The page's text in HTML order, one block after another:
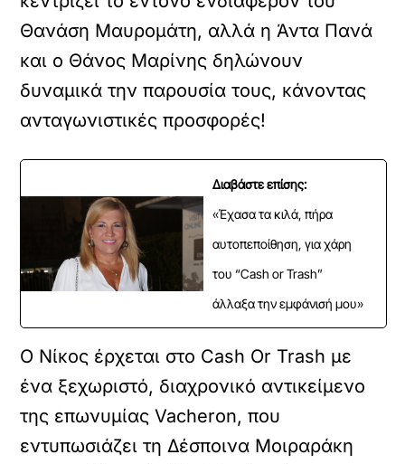
Θανάση Μαυρομάτη, αλλά η Άντα Πανά
και ο Θάνος Μαρίνης δηλώνουν
δυναμικά την παρουσία τους, κάνοντας
ανταγωνιστικές προσφορές!
Διαβάστε επίσης:
«Έχασα τα κιλά, πήρα
αυτοπεποίθηση, για χάρη
του “Cash or Trash”
άλλαξα την εμφάνισή μου»
Ο Νίκος έρχεται στο Cash Or Trash με
ένα ξεχωριστό, διαχρονικό αντικείμενο
της επωνυμίας Vacheron, που
εντυπωσιάζει τη Δέσποινα Μοιραράκη